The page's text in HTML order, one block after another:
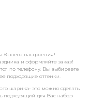
Вашего настроения!
и оформляйте заказ!
по телефону. Вы выбираете
подходящие оттенки.
шарика- это можно сделать
подходящий для Вас набор